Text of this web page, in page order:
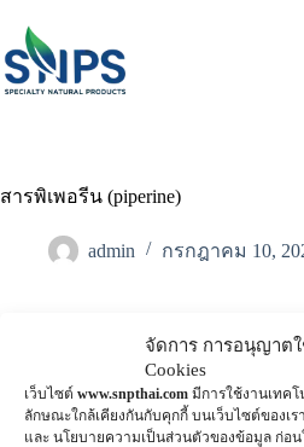
จัดการ การอนุญาต
Cookies
เว็บไซต์ www.snpthai.com มีการใช้งานเทค
ลักษณะใกล้เคียงกันกับคุกกี้ บนเว็บไซต์ของเ
และ นโยบายความเป็นส่วนตัวของข้อมูล ก่อ
สารพิเพอรีน (piperine)
admin กรกฎาคม 10,
สารพิเพอรีน (piperine) ในพริก
อาหารและลำไส้ทำงานดีขึ้น แ
เดินอาหารหลั่งน้ำย่อย เพื่อย่อ
โดยเฉพาะกลุ่มที่ย่อยโปรตีนไ